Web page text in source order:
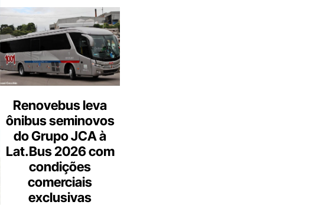
Renovebus leva
ônibus seminovos
do Grupo JCA à
Lat.Bus 2026 com
condições
comerciais
exclusivas